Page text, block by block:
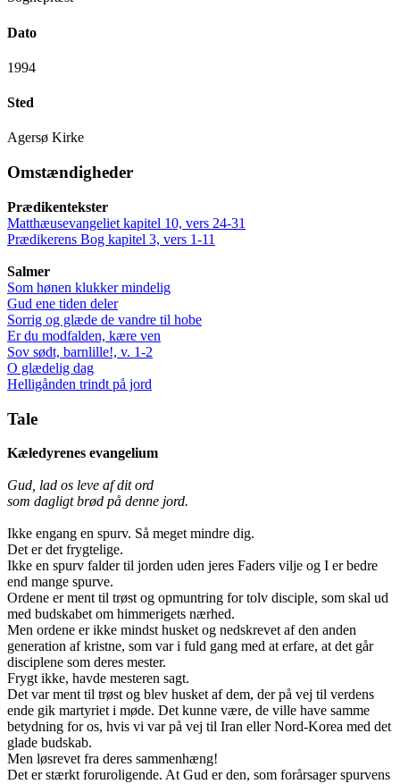
Dato
1994
Sted
Agersø Kirke
Omstændigheder
Prædikentekster
Matthæusevangeliet kapitel 10, vers 24-31
Prædikerens Bog kapitel 3, vers 1-11
Salmer
Som hønen klukker mindelig
Gud ene tiden deler
Sorrig og glæde de vandre til hobe
Er du modfalden, kære ven
Sov sødt, barnlille!, v. 1-2
O glædelig dag
Helligånden trindt på jord
Tale
Kæledyrenes evangelium
Gud, lad os leve af dit ord
som dagligt brød på denne jord.
Ikke engang en spurv. Så meget mindre dig.
Det er det frygtelige.
Ikke en spurv falder til jorden uden jeres Faders vilje og I er bedre
end mange spurve.
Ordene er ment til trøst og opmuntring for tolv disciple, som skal ud
med budskabet om himmerigets nærhed.
Men ordene er ikke mindst husket og nedskrevet af den anden
generation af kristne, som var i fuld gang med at erfare, at det går
disciplene som deres mester.
Frygt ikke, havde mesteren sagt.
Det var ment til trøst og blev husket af dem, der på vej til verdens
ende gik martyriet i møde. Det kunne være, de ville have samme
betydning for os, hvis vi var på vej til Iran eller Nord-Korea med det
glade budskab.
Men løsrevet fra deres sammenhæng!
Det er stærkt foruroligende. At Gud er den, som forårsager spurvens